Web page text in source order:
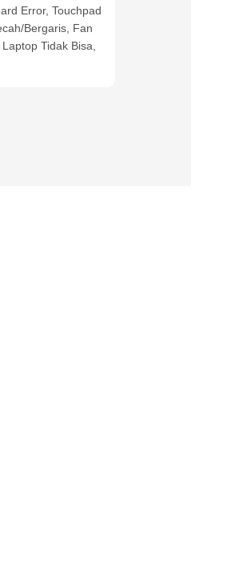
Error, Touchpad
Bergaris, Fan
Tidak Bisa,